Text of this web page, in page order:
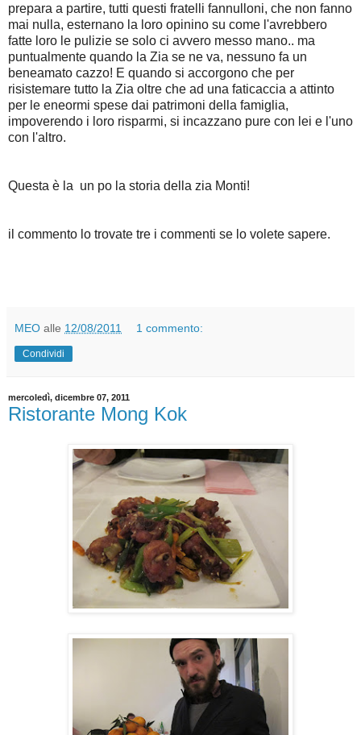
prepara a partire, tutti questi fratelli fannulloni, che non fanno
mai null a, esternano la loro opinino su come l'avrebbero
fatte loro le pulizie se solo ci avvero messo mano.. ma
puntualmente quando la Zia se ne va, nessuno fa un
beneamato cazzo! E quando si accorgono che per
risistemare tutto la Zia oltre che ad una faticaccia a attinto
per le eneormi spese dai patrimoni della famiglia,
impoverendo i loro risparmi, si incazzano pure con lei e l'uno
con l'altro.
Questa è la un po la storia della zia Monti!
il commento lo trovate tre i commenti se lo volete sapere.
MEO alle 12/08/2011 1 commento:
Condividi
mercoledì, dicembre 07, 2011
Ristorante Mong Kok